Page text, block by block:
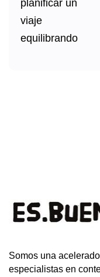
Somos una
especialistas en